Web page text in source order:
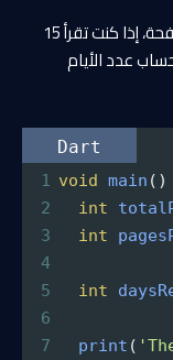
لديك كتاب مكون من 300 صفحة، إذا كنت تقرأ 15
عدد الأيام
Dart
1 void main ()
2
int
3
int
4
5
int
6
7
print (